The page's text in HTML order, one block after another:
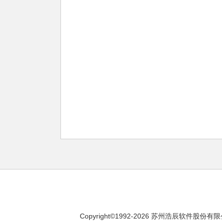
Copyright©1992-2026 苏州浩辰软件股份有限